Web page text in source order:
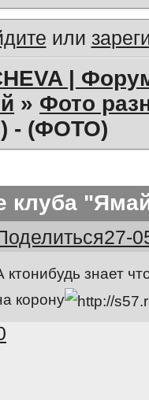
или
|
» Фото
- (ФОТО)
клуба
27-
ктонибудь знает
корону